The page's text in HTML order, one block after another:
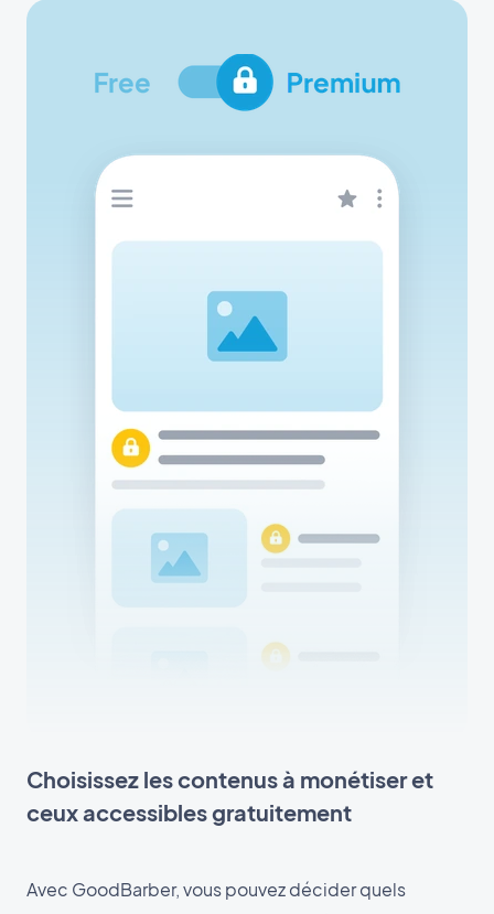
Choisissez les contenus à monétiser et
ceux accessibles gratuitement
Avec GoodBarber, vous pouvez décider quels